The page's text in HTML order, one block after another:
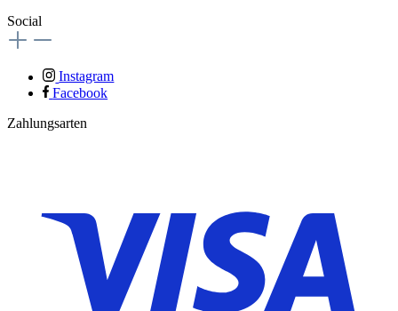
Social
Instagram
Facebook
Zahlungsarten